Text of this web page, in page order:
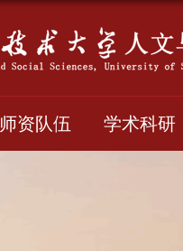
师资队伍 学术科研